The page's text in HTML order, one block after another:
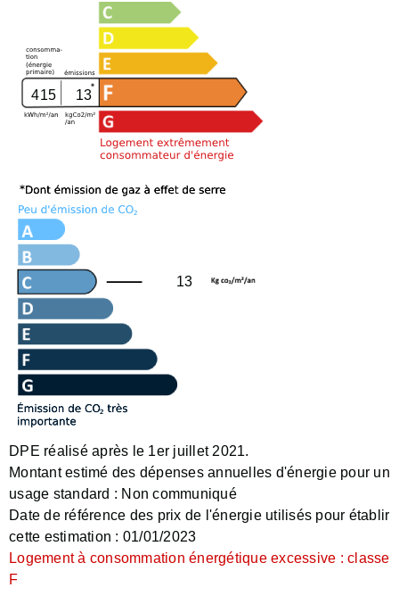
415 13
13
DPE réalisé après le 1er juillet 2021.
Montant estimé des dépenses annuelles d'énergie pour un
usage standard : Non communiqué
Date de référence des prix de l'énergie utilisés pour établir
cette estimation : 01/01/2023
Logement à consommation énergétique excessive : classe
F